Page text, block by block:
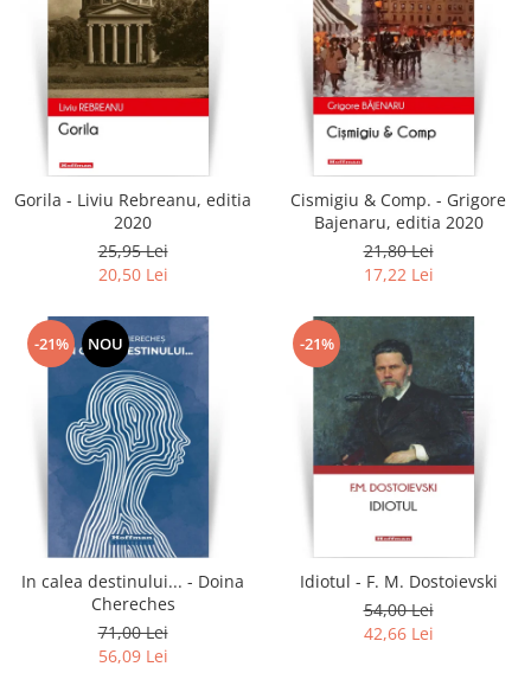
Publicistica / Reportaje / Interviuri
Stiinte umaniste
Istorie
Sociologie si filozofie
Gorila - Liviu Rebreanu, editia
2020
25,95 Lei
20,50 Lei
Cismigiu & Comp. - Grigore
Bajenaru, editia 2020
21,80 Lei
17,22 Lei
-21% NOU
In calea destinului... - Doina
Chereches
71,00 Lei
56,09 Lei
-21%
Idiotul - F. M. Dostoievski
54,00 Lei
42,66 Lei